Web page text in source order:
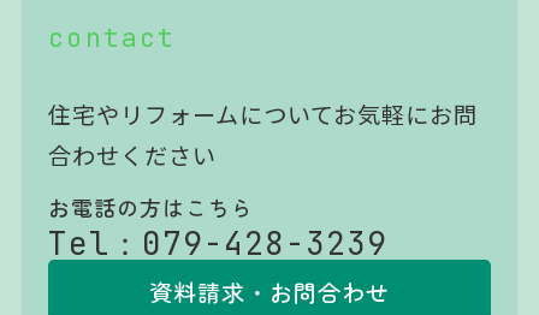
contact
住宅やリフォームについてお気軽にお問
合わせください
お電話の方はこちら
Tel： 079-428-3239
資料請求・お問合わせ